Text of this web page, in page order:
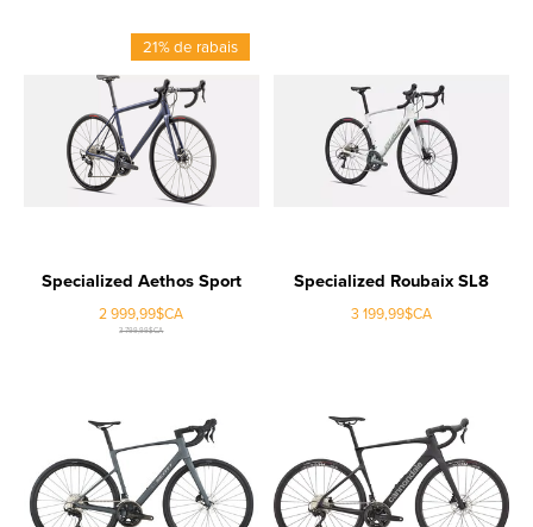
21% de rabais
Specialized Aethos Sport
2 999,99$CA
3 799,99$CA
Specialized Roubaix SL8
3 199,99$CA